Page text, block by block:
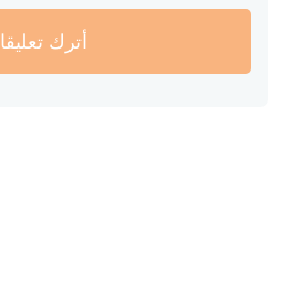
أترك تعليقا